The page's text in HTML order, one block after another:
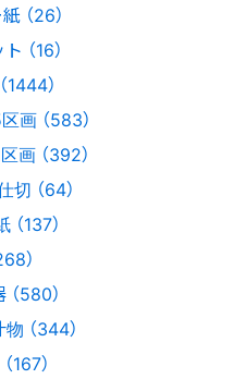
（26）
（16）
）
画 （583）
画 （392）
（64）
137）
）
580）
（344）
167）